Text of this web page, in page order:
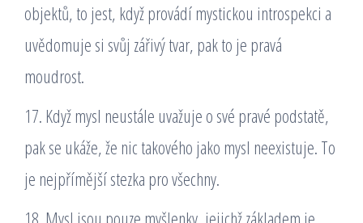
objektů, to jest, když provádí mystickou introspekci a
uvědomuje si svůj zářivý tvar, pak to je pravá
moudrost.
17. Když mysl neustále uvažuje o své pravé podstatě,
pak se ukáže, že nic takového jako mysl neexistuje. To
je nejpřímější stezka pro všechny.
18. Mysl jsou pouze myšlenky, jejichž základem je